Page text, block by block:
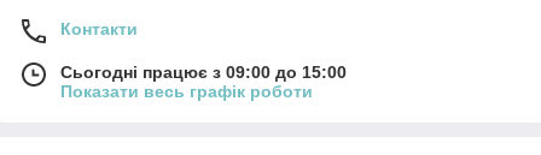
Контакти
Сьогодні працює з 09:00 до 15:00
Показати весь графік роботи